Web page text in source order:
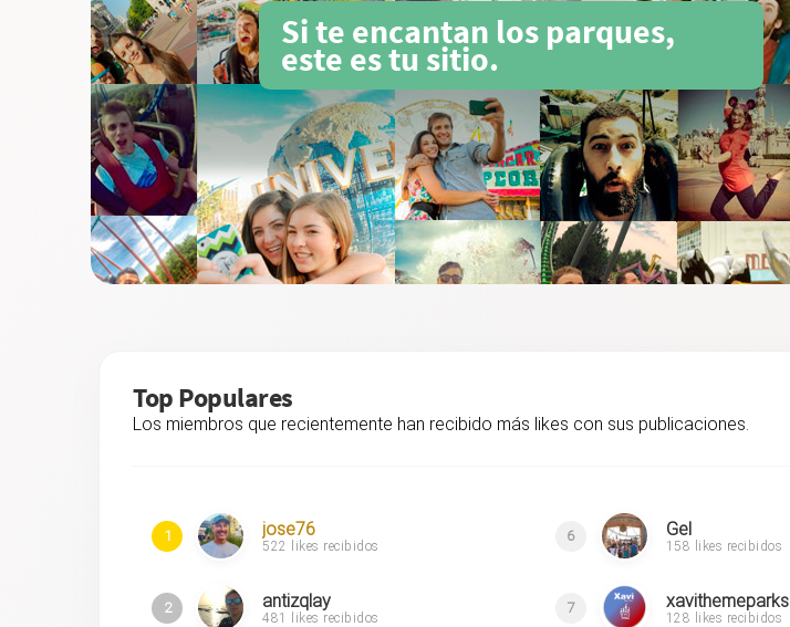
Si te encantan los parques,
este es tu sitio.
Top Populares
Los miembros que recientemente han recibido más likes con sus publicaciones.
1 jose76
522 likes recibidos
2 antizqlay
481 likes recibidos
6 Gel
158 likes recibidos
7 xavithemeparks
128 likes recibidos